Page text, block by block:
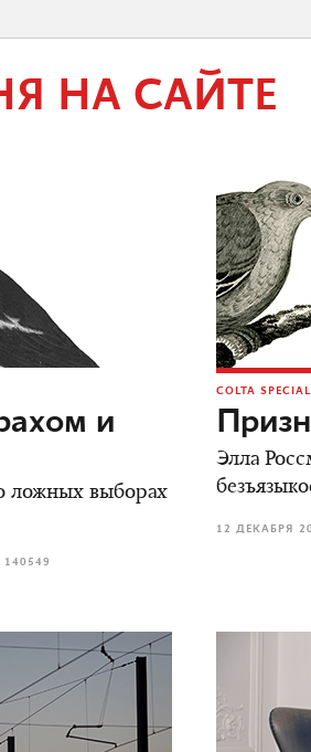
НА САЙТЕ
и
ложных выборах
140549
COLTA
Элла
12 ДЕКАБРЯ